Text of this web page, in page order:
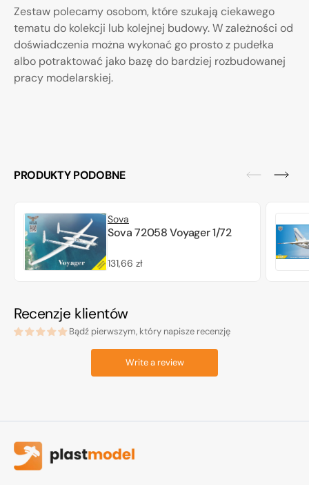
Zestaw polecamy osobom, które szukają ciekawego
tematu do kolekcji lub kolejnej budowy. W zależności od
doświadczenia można wykonać go prosto z pudełka
albo potraktować jako bazę do bardziej rozbudowanej
pracy modelarskiej.
PRODUKTY PODOBNE
Sova
Sova 72058 Voyager 1/72
Cena
131,66 zł
Recenzje klientów
Bądź pierwszym, który napisze recenzję
Write a review